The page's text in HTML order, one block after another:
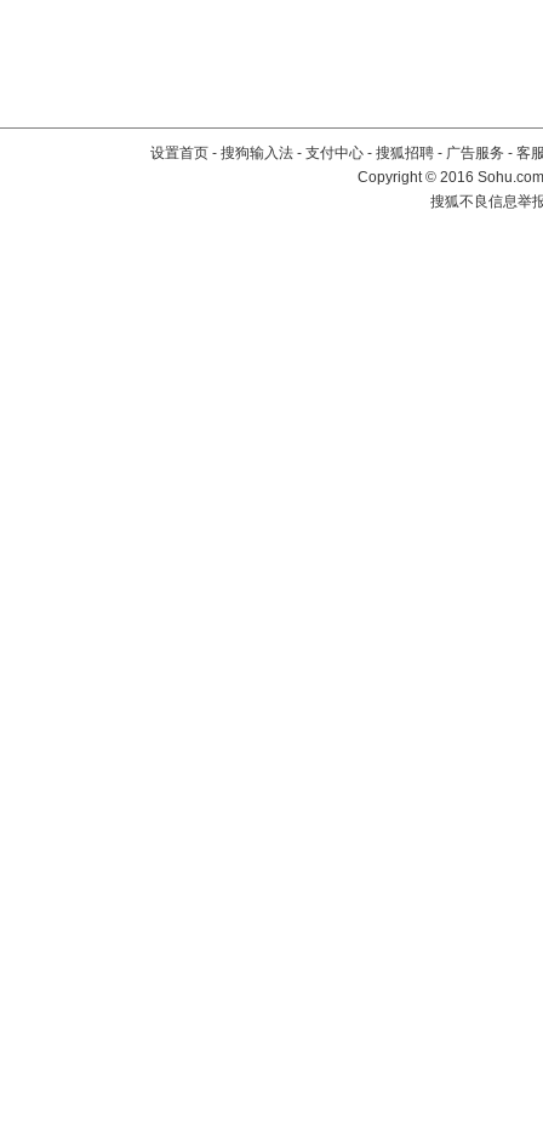
设置首页 - 搜狗输入法 - 支付中心 - 搜狐招聘 - 广告服务 - 客
Copyright©2016
搜狐不良信息举